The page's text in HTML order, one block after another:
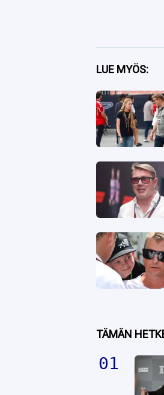
Facebook
Twitter
Whatsapp
LUE MYÖS:
TÄMÄN